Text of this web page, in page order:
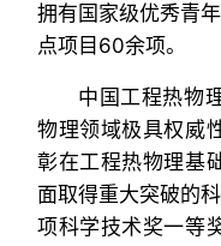
拥有国家级优秀青
点项目60余项。
中国工程热物
物理领域极具权威
彰在工程热物理基
面取得重大突破的
项科学技术奖一等